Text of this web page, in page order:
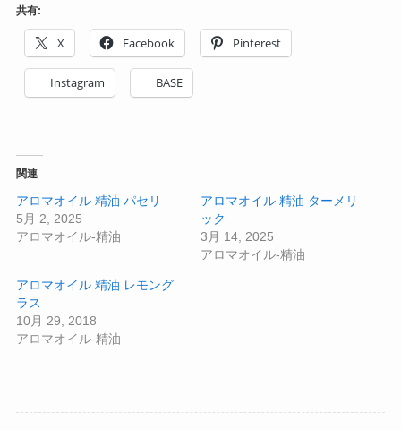
共有:
X Facebook Pinterest
Instagram BASE
関連
アロマオイル 精油 パセリ
5月 2, 2025
アロマオイル-精油
アロマオイル 精油 ターメリ
ック
3月 14, 2025
アロマオイル-精油
アロマオイル 精油 レモング
ラス
10月 29, 2018
アロマオイル-精油